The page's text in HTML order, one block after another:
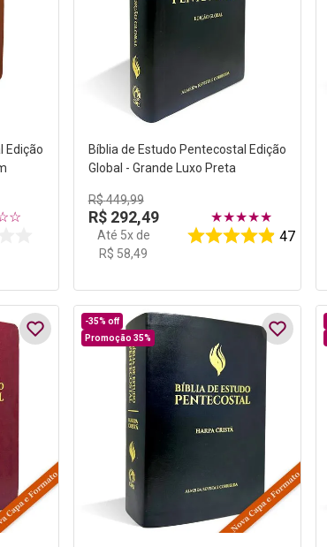
Edição
☆
Bíblia de Estudo Pentecostal Edição
Global - Grande Luxo Preta
R$449,99
R$ 292,49
Até 5x de
R$ 58,49
★★★★★
47
-35% off
Promoção 35%